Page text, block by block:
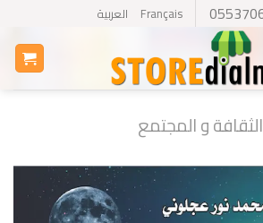
Français العربية
الثقافة و المجتمع